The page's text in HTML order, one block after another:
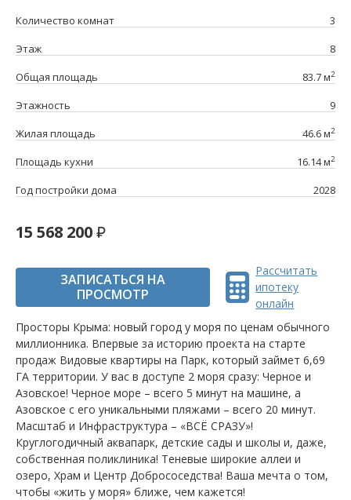
Количество комнат
3
Этаж
8
Общая площадь
83.7 м2
Этажность
9
Жилая площадь
46.6 м2
Площадь кухни 16.14 м2
Год постройки дома 2028
15 568 200
ЗАПИСАТЬСЯ НА
ПРОСМОТР
Рассчитать
ипотеку
онлайн
Просторы Крыма: новый город у моря по ценам обычного
миллионника. Впервые за историю проекта на старте
продаж Видовые квартиры на Парк, который займет 6,69
ГА территории. У вас в доступе 2 моря сразу: Черное и
Азовское! Черное море – всего 5 минут на машине, а
Азовское с его уникальными пляжами – всего 20 минут.
Масштаб и Инфраструктура – «ВСЁ СРАЗУ»!
Круглогодичный аквапарк, детские сады и школы и, даже,
собственная поликлиника! Теневые широкие аллеи и
озеро, Храм и Центр Добрососедства! Ваша мечта о том,
чтобы «жить у моря» ближе, чем кажется!